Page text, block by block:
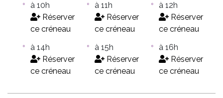
à 10h
Réserver
ce créneau
à 11h
Réserver
ce créneau
à 12h
Réserver
ce créneau
à 14h
Réserver
ce créneau
à 15h
Réserver
ce créneau
à 16h
Réserver
ce créneau